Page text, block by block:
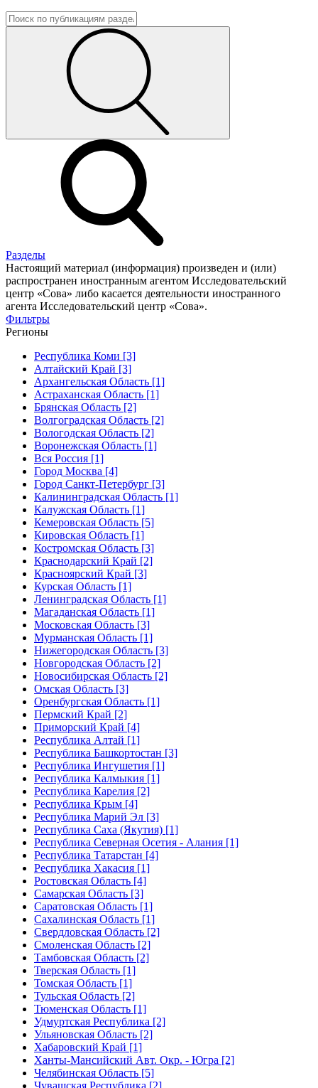
Разделы
Настоящий материал (информация) произведен и (или)
распространен иностранным агентом Исследовательский
центр «Сова» либо касается деятельности иностранного
агента Исследовательский центр «Сова».
Фильтры
Регионы
Республика Коми [3]
Алтайский Край [3]
Архангельская Область [1]
Астраханская Область [1]
Брянская Область [2]
Волгоградская Область [2]
Вологодская Область [2]
Воронежская Область [1]
Вся Россия [1]
Город Москва [4]
Город Санкт-Петербург [3]
Калининградская Область [1]
Калужская Область [1]
Кемеровская Область [5]
Кировская Область [1]
Костромская Область [3]
Краснодарский Край [2]
Красноярский Край [3]
Курская Область [1]
Ленинградская Область [1]
Магаданская Область [1]
Московская Область [3]
Мурманская Область [1]
Нижегородская Область [3]
Новгородская Область [2]
Новосибирская Область [2]
Омская Область [3]
Оренбургская Область [1]
Пермский Край [2]
Приморский Край [4]
Республика Алтай [1]
Республика Башкортостан [3]
Республика Ингушетия [1]
Республика Калмыкия [1]
Республика Карелия [2]
Республика Крым [4]
Республика Марий Эл [3]
Республика Саха (Якутия) [1]
Республика Северная Осетия - Алания [1]
Республика Татарстан [4]
Республика Хакасия [1]
Ростовская Область [4]
Самарская Область [3]
Саратовская Область [1]
Сахалинская Область [1]
Свердловская Область [2]
Смоленская Область [2]
Тамбовская Область [2]
Тверская Область [1]
Томская Область [1]
Тульская Область [2]
Тюменская Область [1]
Удмуртская Республика [2]
Ульяновская Область [2]
Хабаровский Край [1]
Ханты-Мансийский Авт. Окр. - Югра [2]
Челябинская Область [5]
Чувашская Республика [2]